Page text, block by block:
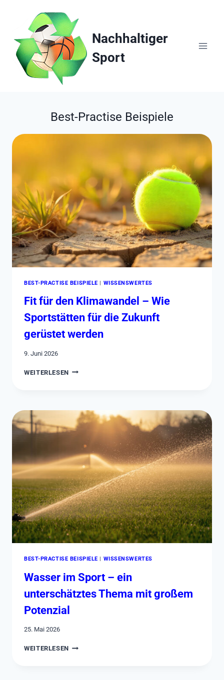
springen
Nachhaltiger
Sport
Best-Practise Beispiele
BEST-PRACTISE BEISPIELE | WISSENSWERTES
Fit für den Klimawandel – Wie
Sportstätten für die Zukunft
gerüstet werden
9. Juni 2026
WEITERLESEN FIT
WIE
SPORTSTÄTTEN
ZUKUNFT
GERÜSTET
WERDEN
BEST-PRACTISE BEISPIELE WISSENSWERTES
Wasser im Sport – ein
unterschätztes Thema mit großem
Potenzial
25. Mai 2026
WEITERLESEN WASSER